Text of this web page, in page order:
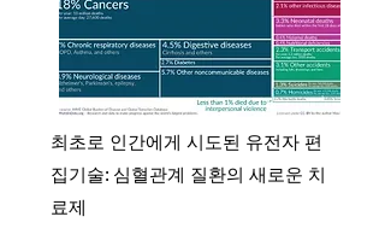
최초로 인간에게 시도된 유전자 편
집기술: 심혈관계 질환의 새로운 치
료제